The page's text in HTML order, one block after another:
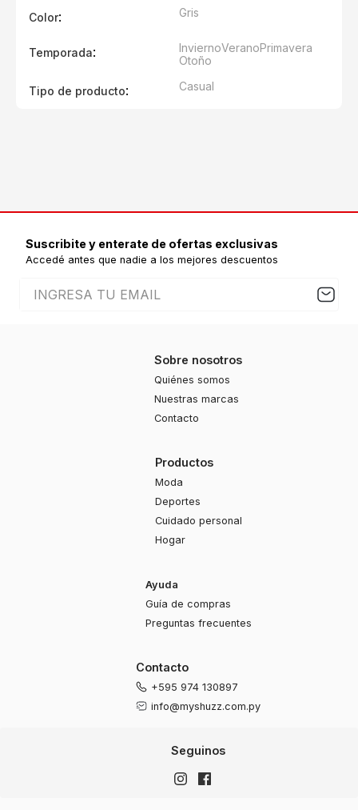
Color: Gris
Temporada: InviernoVeranoPrimavera
Otoño
Tipo de producto: Casual
Suscribite y enterate de ofertas exclusivas
Accedé antes que nadie a los mejores descuentos
Sobre nosotros
Quiénes somos
Nuestras marcas
Contacto
Productos
Moda
Deportes
Cuidado personal
Hogar
Ayuda
Guía de compras
Preguntas frecuentes
Contacto
+595 974 130897
info@myshuzz.com.py
Seguinos